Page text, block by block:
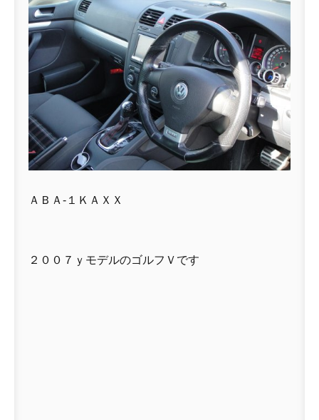
ＡＢＡ-１ＫＡＸＸ
２００７ｙモデルのゴルフＶです